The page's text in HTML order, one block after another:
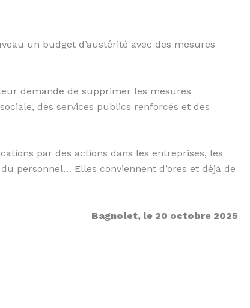
un budget d’austérité avec des mesures
demande de supprimer les mesures
des services publics renforcés et des
par des actions dans les entreprises, les
personnel… Elles conviennent d’ores et déjà de
Bagnolet, le 20 octobre 2025